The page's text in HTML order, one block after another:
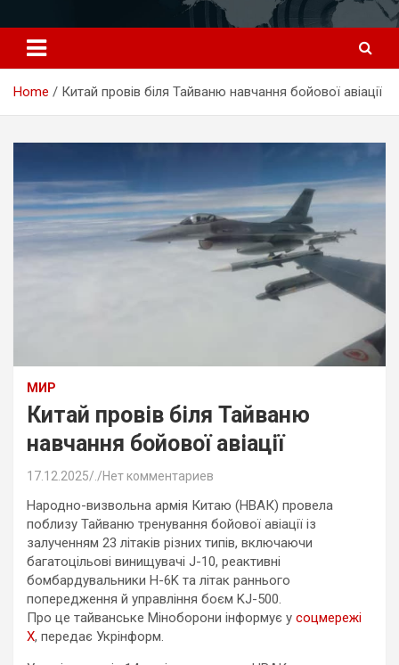
к
содержимому
Home Китай провів біля Тайваню навчання бойової авіації
МИР
Китай провів біля Тайваню
навчання бойової авіації
17.12.2025 Нет комментариев
Народно-визвольна армія Китаю (НВАК) провела
поблизу Тайваню тренування бойової авіації із
залученням 23 літаків різних типів, включаючи
багатоцільові винищувачі J-10, реактивні
бомбардувальники H-6K та літак раннього
попередження й управління боєм KJ-500.
Про це тайванське Міноборони інформує у соцмережі
Х, передає Укрінформ.